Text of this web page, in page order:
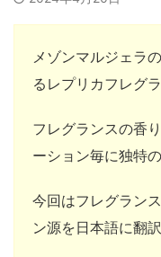
メゾンマルジェラ
るレプリカフレグ
フレグランスの香
ーション毎に独特
今回はフレグラン
ン源を日本語に翻